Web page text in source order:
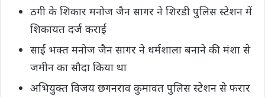
s
A
p
b
o
k
t
e
g
r
m
L
k
e
ठगी के शिकार मनोज जैन सागर ने शिरडी पुलिस स्टेशन में
शिकायत दर्ज कराई
साईं भक्त मनोज जैन सागर ने धर्मशाला बनाने की मंशा से
जमीन का सौदा किया था
अभियुक्त विजय छगनराव कुमावत पुलिस स्टेशन से फरार